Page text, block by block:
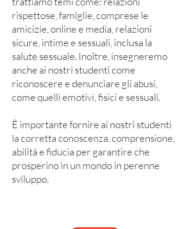
rispettose, famiglie, comprese le
amicizie, online e media, relazioni
sicure, intime e sessuali, inclusa la
salute sessuale. Inoltre, insegneremo
anche ai nostri studenti come
riconoscere e denunciare gli abusi,
come quelli emotivi, fisici e sessuali.
È importante fornire ai nostri studenti
la corretta conoscenza, comprensione,
abilità e fiducia per garantire che
prosperino in un mondo in perenne
sviluppo.